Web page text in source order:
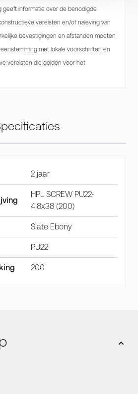
geeft informatie over de benodigde
vereisten en/of naleving van
bevestigingen en afstanden moeten
met lokale voorschriften en
vereisten die gelden voor het
2 jaar
HPL SCREW PU22-
4.8x38 (200)
Slate Ebony
PU22
200